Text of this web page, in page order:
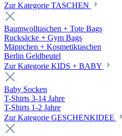
Zur Kategorie TASCHEN
Baumwolltaschen + Tote Bags
Rucksäcke + Gym Bags
Mäppchen + Kosmetiktaschen
Berlin Geldbeutel
Zur Kategorie KIDS + BABY
Baby Socken
T-Shirts 3-14 Jahre
T-Shirts 1-2 Jahre
Zur Kategorie GESCHENKIDEE